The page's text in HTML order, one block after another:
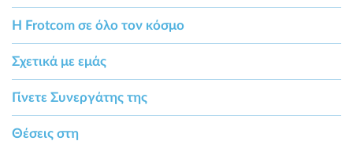
Η Frotcom σε όλο τον κόσμο
Σχετικά με εμάς
Γίνετε Συνεργάτης της
Θέσεις στη